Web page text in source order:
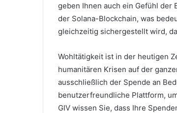
geben Ihnen auch ein Gefühl der
der Solana-Blockchain, was
gleichzeitig sichergestellt wird,
Wohltätigkeit ist in der heutigen
humanitären Krisen auf der
ausschließlich der Spende an
benutzerfreundliche Plattform,
GIV wissen Sie, dass Ihre